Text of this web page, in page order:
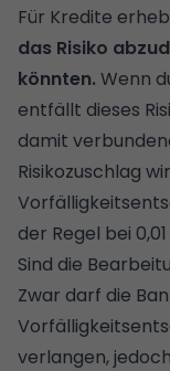
Für Kredite
das Risiko
könnten. Wenn
entfällt dieses
damit
Risikozuschlag
der Regel bei
Sind die
Zwar darf die
verlangen,